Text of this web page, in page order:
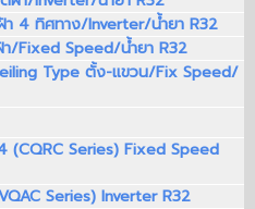
4 ทิศทาง/Inverter/น้ำยา R32
/Fixed Speed/น้ำยา R32
Type ตั้ง-แขวน/Fix Speed/
Series) Fixed Speed
Series) Inverter R32